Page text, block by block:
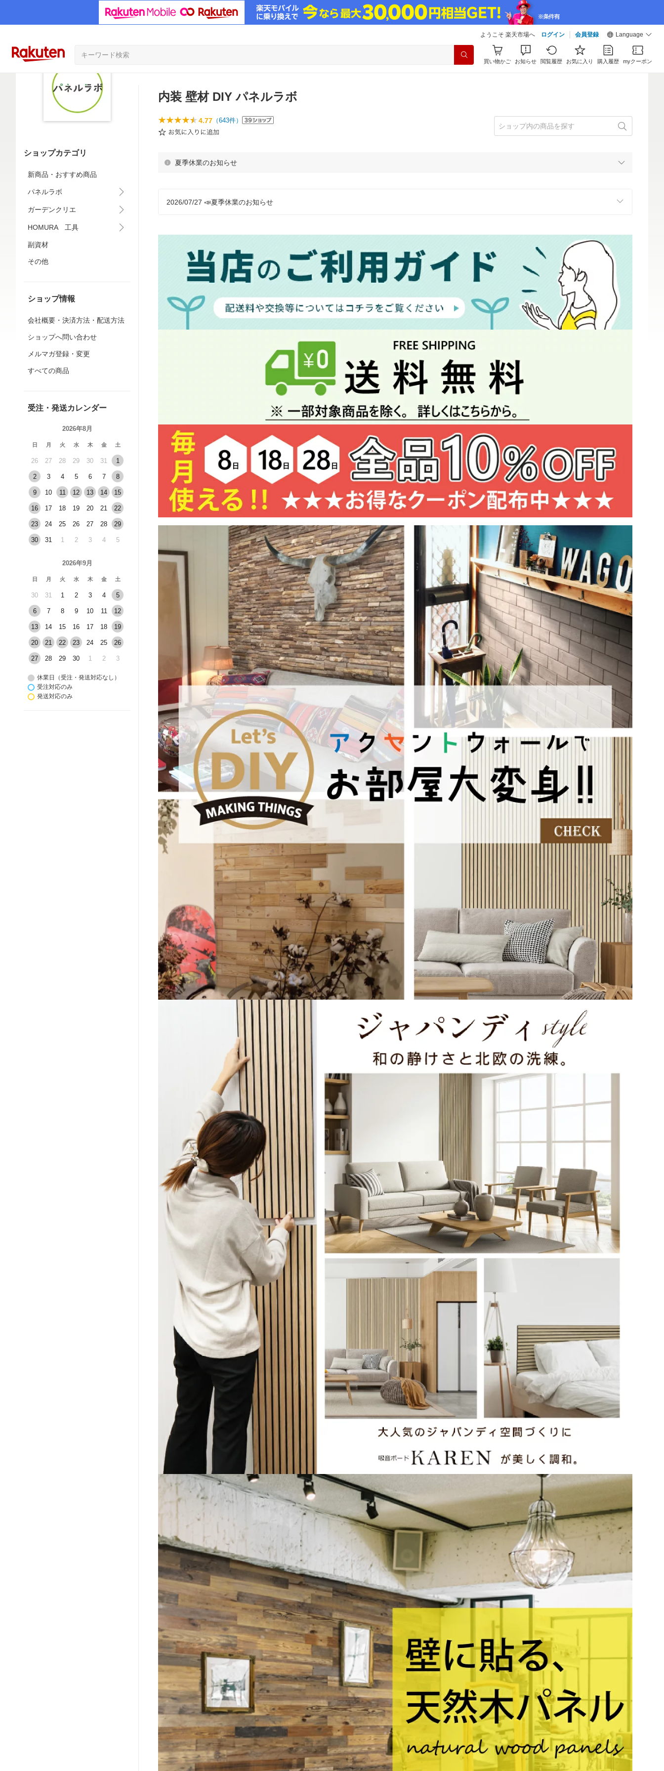
ようこそ 楽天市場へ ログイン 会員登録 Language
買い物かご お知らせ 閲覧履歴 お気に入り 購入履歴 myクーポン
ショップカテゴリ
新商品・おすすめ商品
パネルラボ
ガーデンクリエ
HOMURA 工具
副資材
その他
ショップ情報
会社概要・決済方法・配送方法
ショップへ問い合わせ
メルマガ登録・変更
すべての商品
受注・発送カレンダー
2026年8月
日 月 火 水 木 金 土
26 27 28 29 30 31 1
2 3 4 5 6 7 8
9 10 11 12 13 14 15
16 17 18 19 20 21 22
23 24 25 26 27 28 29
30 31 1 2 3 4 5
2026年9月
日 月 火 水 木 金 土
30 31 1 2 3 4 5
6 7 8 9 10 11 12
13 14 15 16 17 18 19
20 21 22 23 24 25 26
27 28 29 30 1 2 3
休業日（受注・発送対応なし）
受注対応のみ
発送対応のみ
内装 壁材 DIY パネルラボ
4.77 （643件）
夏季休業のお知らせ
2026/07/27 📣夏季休業のお知らせ